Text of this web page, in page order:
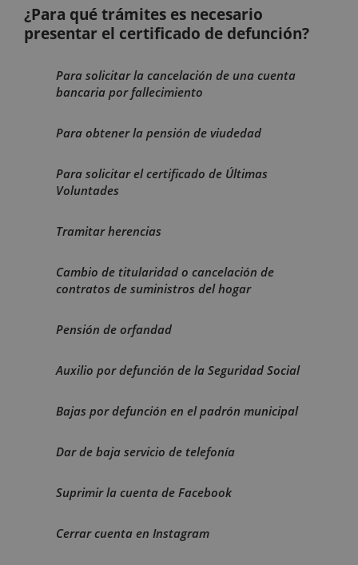
¿Para qué trámites es necesario
presentar el certificado de defunción?
Para solicitar la cancelación de una cuenta
bancaria por fallecimiento
Para obtener la pensión de viudedad
Para solicitar el certificado de Últimas
Voluntades
Tramitar herencias
Cambio de titularidad o cancelación de
contratos de suministros del hogar
Pensión de orfandad
Auxilio por defunción de la Seguridad Social
Bajas por defunción en el padrón municipal
Dar de baja servicio de telefonía
Suprimir la cuenta de Facebook
Cerrar cuenta en Instagram